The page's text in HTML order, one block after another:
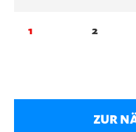
1 2
ZUR